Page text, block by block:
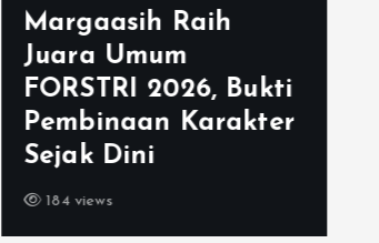
Margaasih Raih
Juara Umum
FORSTRI 2026, Bukti
Pembinaan Karakter
Sejak Dini
184 views